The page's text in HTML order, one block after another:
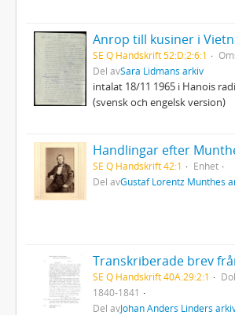
Anrop till kusiner i
SE Q Handskrift 52:D:2:6:1
Del avSara Lidmans arkiv
intalat 18/11 1965 i Hanois
(svensk och engelsk version)
Handlingar efter
SE Q Handskrift 42:1
Enhet
Del avGustaf Lorentz Munthes
SE Q Handskrift 40A:29:2:1
1840-1841
Del avJohan Anders Linders